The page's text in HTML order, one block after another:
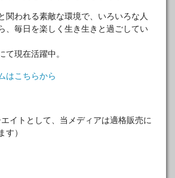
関われる素敵な環境で、いろいろな人
、毎日を楽しく生き生きと過ごしてい
現在活躍中。
はこちらから
エイトとして、当メディアは適格販売に
）